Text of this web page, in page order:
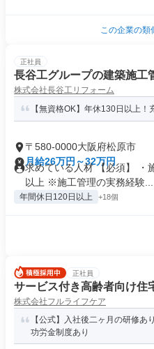
この企業の類
正社員
長谷工グループの建築施工
株式会社長谷工リフォーム
【無資格OK】年休130日以上！
〒580-0000大阪府松原市
月給26万円～32万円
求めている人材 【必須】 ・
以上 ※施工管理の実務経験...
年間休日120日以上 +18個
正社員
サービス付き高齢者向け住
株式会社フルライフケア
【公式】入社後二ヶ月の研修あ
功労金制度あり